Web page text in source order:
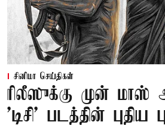
சினிமா செய்திகள்
ரிலீஸுக்கு முன் மாஸ்
'டிசி' படத்தின்